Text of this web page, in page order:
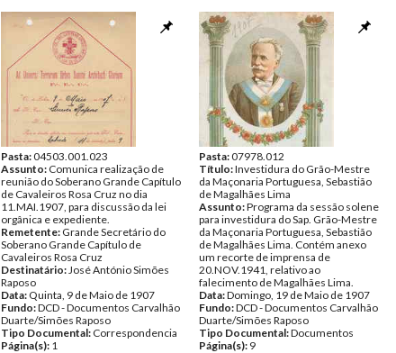
Pasta:04503.001.023
Assunto: Comunica realização de
reunião do Soberano Grande Capítulo
de Cavaleiros Rosa Cruz no dia
11.MAI.1907, para discussão da lei
orgânica e expediente.
Remetente: Grande Secretário do
Soberano Grande Capítulo de
Cavaleiros Rosa Cruz
Destinatário:José António Simões
Raposo
Data: Quinta, 9 de Maio de 1907
Fundo:DCD - Documentos Carvalhão
Duarte/Simões Raposo
Tipo Documental: Correspondencia
Página(s): 1
Pasta:07978.012
Título:Investidura do Grão-Mestre
da Maçonaria Portuguesa, Sebastião
de Magalhães Lima
Assunto:Programa da sessão solene
para investidura do Sap. Grão-Mestre
da Maçonaria Portuguesa, Sebastião
de Magalhães Lima. Contém anexo
um recorte de imprensa de
20.NOV.1941, relativo ao
falecimento de Magalhães Lima.
Data:Domingo, 19 de Maio de 1907
Fundo:DCD - Documentos Carvalhão
Duarte/Simões Raposo
Tipo Documental:Documentos
Página(s): 9